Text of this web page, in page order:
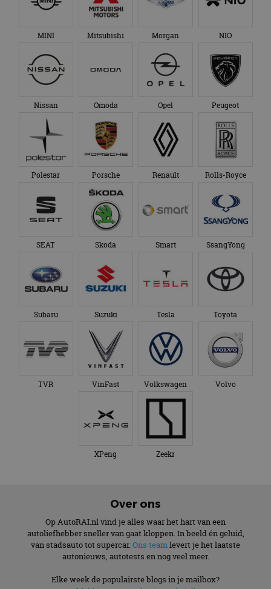
MINI Mitsubishi Morgan NIO
Nissan Omoda Opel Peugeot
Polestar Porsche Renault Rolls-Royce
SEAT Skoda Smart SsangYong
Subaru Suzuki Tesla Toyota
TVR VinFast Volkswagen Volvo
XPeng Zeekr
Over ons
Op AutoRAI.nl vind je alles waar het hart van een
autoliefhebber sneller van gaat kloppen. In beeld én geluid,
van stadsauto tot supercar. Ons teamlevert je het laatste
autonieuws, autotests en nog veel meer.
Elke week de populairste blogs in je mailbox?